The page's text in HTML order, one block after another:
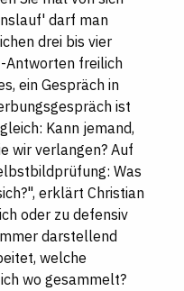
darf man
drei bis vier
Antworten freilich
ein Gespräch in
ist
Kann jemand,
wir verlangen? Auf
Was
erklärt Christian
oder zu defensiv
darstellend
welche
wo gesammelt?